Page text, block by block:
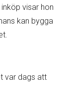
visar hon
kan bygga
var dags att